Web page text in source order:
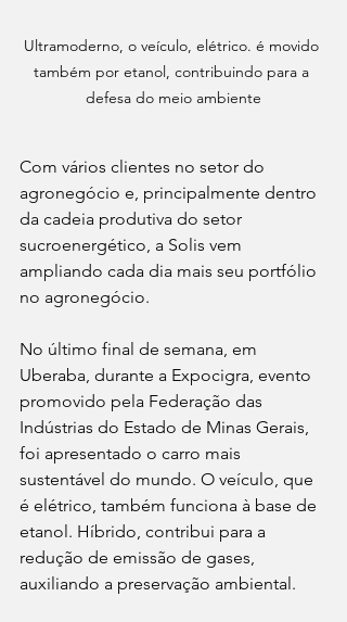
Ultramoderno, o veículo, elétrico. é movido
também por etanol, contribuindo para a
defesa do meio ambiente
Com vários clientes no setor do
agronegócio e, principalmente dentro
da cadeia produtiva do setor
sucroenergético, a Solis vem
ampliando cada dia mais seu portfólio
no agronegócio.
No último final de semana, em
Uberaba, durante a Expocigra, evento
promovido pela Federação das
Indústrias do Estado de Minas Gerais,
foi apresentado o carro mais
sustentável do mundo. O veículo, que
é elétrico, também funciona à base de
etanol. Híbrido, contribui para a
redução de emissão de gases,
auxiliando a preservação ambiental.